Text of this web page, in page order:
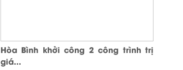
Hòa Bình khởi công 2 công trình trị
giá...